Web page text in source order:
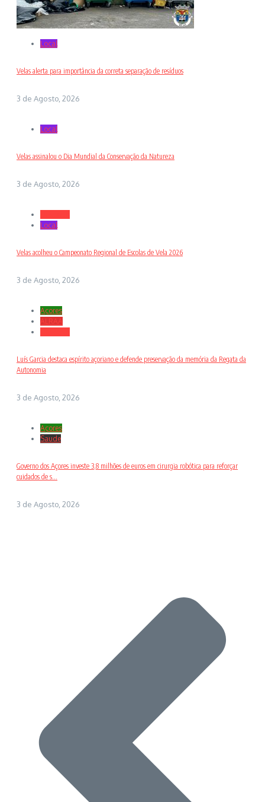
Local
Velas alerta para importância da correta separação de resíduos
3 de Agosto, 2026
Local
Velas assinalou o Dia Mundial da Conservação da Natureza
3 de Agosto, 2026
Local
Velas acolheu o Campeonato Regional de Escolas de Vela 2026
3 de Agosto, 2026
Açores
ALRAA
Luís Garcia destaca espírito açoriano e defende preservação da memória da Regata da
Autonomia
3 de Agosto, 2026
Açores
Saude
Governo dos Açores investe 3,8 milhões de euros em cirurgia robótica para reforçar
cuidados de s...
3 de Agosto, 2026